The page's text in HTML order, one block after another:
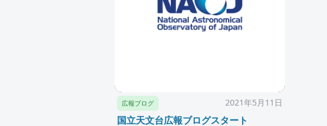
広報ブログ 2021年5月11日
国立天文台広報ブログスタート